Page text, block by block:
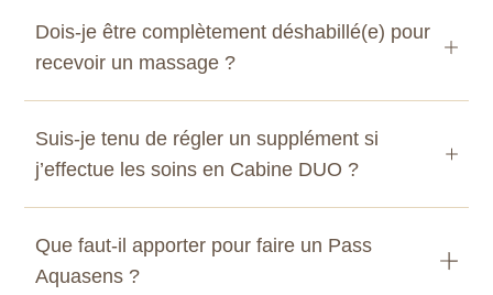
Dois-je être complètement déshabillé(e) pour
recevoir un massage ?
Suis-je tenu de régler un supplément si
j’effectue les soins en Cabine DUO ?
Que faut-il apporter pour faire un Pass
Aquasens ?